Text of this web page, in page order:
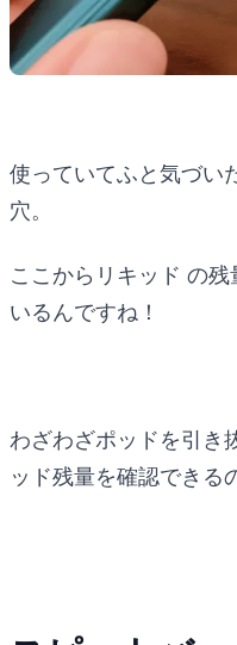
使っていてふと気づい
穴。
ここからリキッド の
いるんですね！
わざわざポッドを引き
ッド残量を確認できる